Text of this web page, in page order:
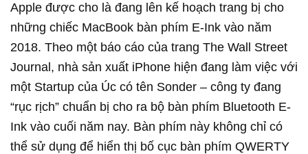
Apple được cho là đang lên kế hoạch trang bị cho
những chiếc MacBook bàn phím E-Ink vào năm
2018. Theo một báo cáo của trang The Wall Street
Journal, nhà sản xuất iPhone hiện đang làm việc với
một Startup của Úc có tên Sonder – công ty đang
“rục rịch” chuẩn bị cho ra bộ bàn phím Bluetooth E-
Ink vào cuối năm nay. Bàn phím này không chỉ có
thể sử dụng để hiển thị bố cục bàn phím QWERTY